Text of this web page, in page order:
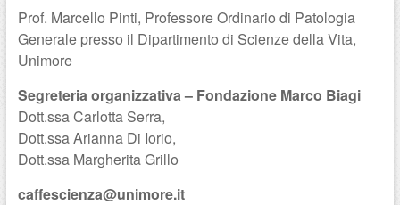
Prof. Marcello Pinti, Professore Ordinario di Patologia
Generale presso il Dipartimento di Scienze della Vita,
Unimore
Segreteria organizzativa – Fondazione Marco Biagi
Dott.ssa Carlotta Serra,
Dott.ssa Arianna Di Iorio,
Dott.ssa Margherita Grillo
caffescienza@unimore.it